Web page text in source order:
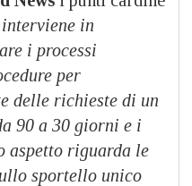
interviene in
i processi
per
delle richieste di un
90 a 30 giorni e i
aspetto riguarda le
sportello unico